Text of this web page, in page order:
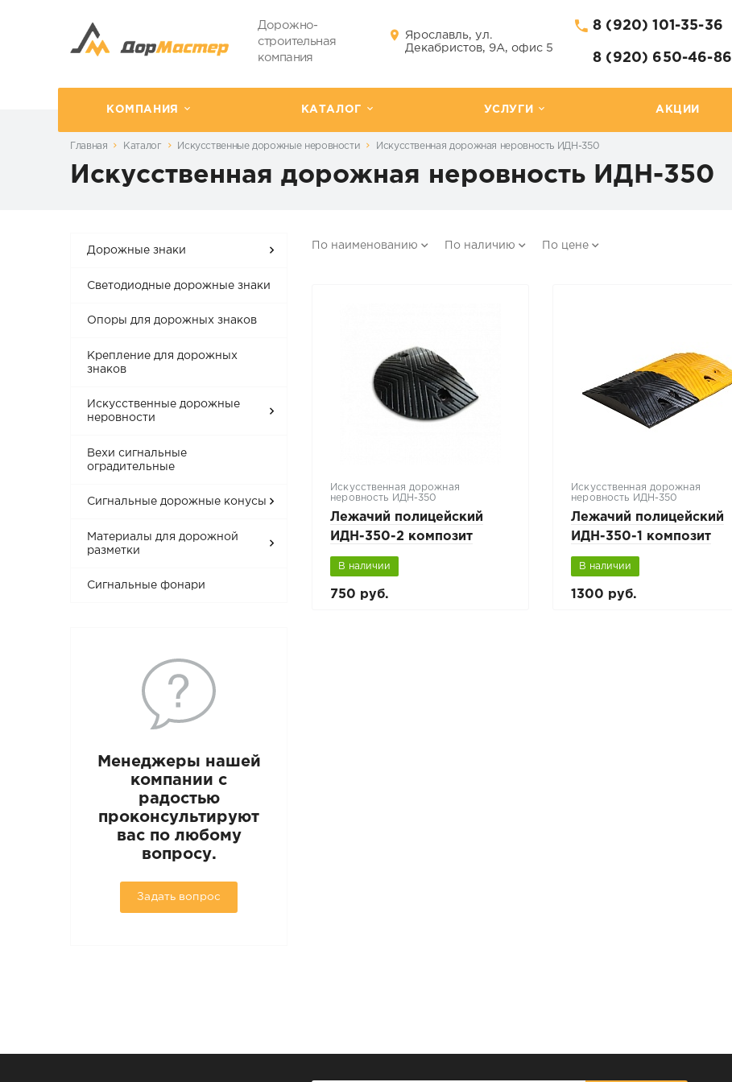
Дорожно-
строительная
компания
Ярославль, ул.
Декабристов, 9А, офис 5
8 (920) 101-35-36
8 (920) 650-46-86
КОМПАНИЯ КАТАЛОГ УСЛУГИ АКЦИИ
Главная Каталог Искусственные дорожные неровности Искусственная дорожная неровность ИДН-350
Искусственная дорожная неровность ИДН-350
Дорожные знаки
Светодиодные дорожные знаки
Опоры для дорожных знаков
Крепление для дорожных
знаков
Искусственные дорожные
неровности
Вехи сигнальные
оградительные
Сигнальные дорожные конусы
Материалы для дорожной
разметки
Сигнальные фонари
Менеджеры нашей
компании с
радостью
проконсультируют
вас по любому
вопросу.
Задать вопрос
По наименованию По наличию По цене
Искусственная дорожная
неровность ИДН-350
Лежачий полицейский
ИДН-350-2 композит
(концевой элемент)
В наличии
750 руб.
Искусственная дорожная
неровность ИДН-350
Лежачий полицейский
ИДН-350-1 композит
(средний элемент)
В наличии
1300 руб.